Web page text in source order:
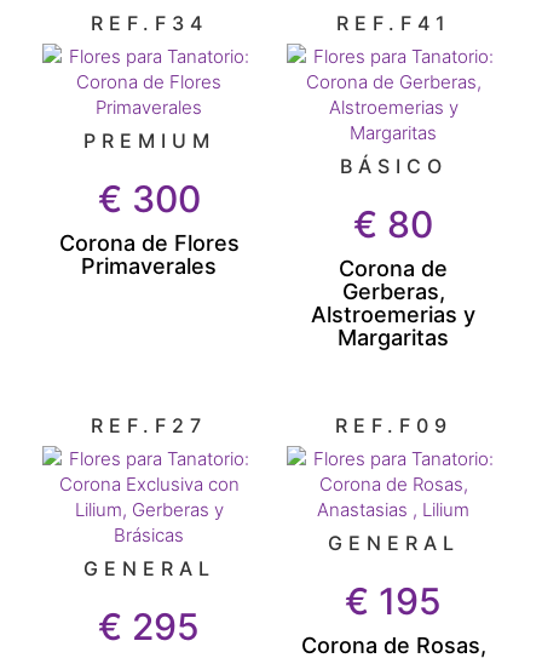
REF.F34
PREMIUM
€ 300
Corona de Flores
Primaverales
REF.F41
BÁSICO
€ 80
Corona de
Gerberas,
Alstroemerias y
Margaritas
REF.F27
GENERAL
€ 295
REF.F09
GENERAL
€ 195
Corona de Rosas,